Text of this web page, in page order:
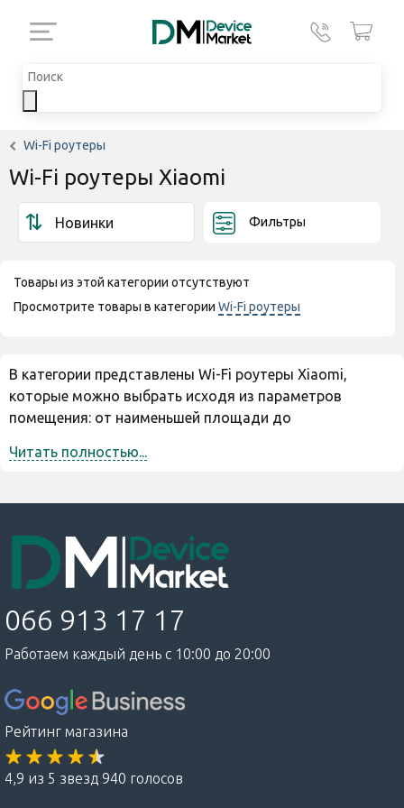
Wi-Fi роутеры
Wi-Fi роутеры Xiaomi
Фильтры
Товары из этой категории отсутствуют
Просмотрите товары в категории Wi-Fi роутеры
В категории представлены Wi-Fi роутеры Xiaomi,
которые можно выбрать исходя из параметров
помещения: от наименьшей площади до
частоте (2,4 и 5 ГГц), способностью выбрать
что влияет на возможность подключения нескольких
игровых приставок, системы «умный дом». Управление
через англоязычное приложение на смартфоне.
наименований всевозможных устройств, среди
Xiaomi. Они находятся в числе ведущих брендов по
изготовлению маршрутизаторов.
Что влияет на выбор Wi-Fi роутера
Читать полностью...
066 913 17 17
Работаем каждый день с 10:00 до 20:00
Рейтинг магазина
4,9 из 5 звезд 940 голосов